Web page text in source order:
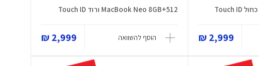
2,999 ₪
MacBook Neo 8GB+512 ורוד Touch ID
הוסף להשוואה 2,999 ₪